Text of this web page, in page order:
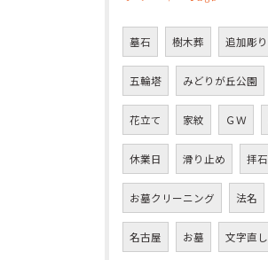
墓石 樹木葬 追加彫り
五輪塔 みどりが丘公園
花立て 家紋 ＧＷ
休業日 滑り止め 拝石
お墓クリーニング 法名
名古屋 お墓 文字直し